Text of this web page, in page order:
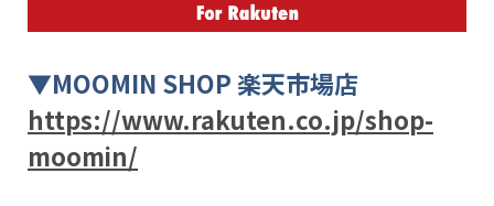
▼MOOMIN SHOP 楽天市場店
https://www.rakuten.co.jp/shop-
moomin/